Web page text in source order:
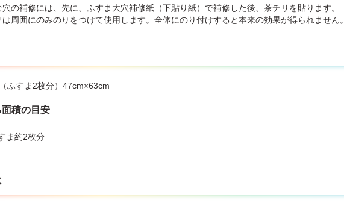
穴の補修には、先に、ふすま大穴補修紙（下貼り紙）で補修した後、茶チリを貼ります。
は周囲にのみのりをつけて使用します。全体にのり付けすると本来の効果が得られません。
ふすま2枚分）47cm×63cm
面積の目安
ま約2枚分